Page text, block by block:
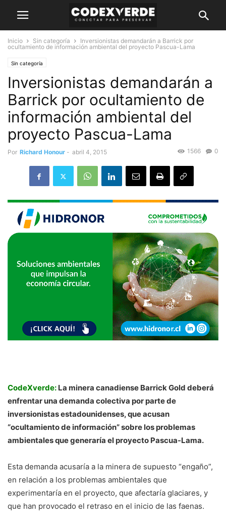
Inicio Sin categoría
Inversionistas demandarán a Barrick por
ocultamiento de información ambiental del proyecto Pascua-Lama
Sin categoría
Inversionistas demandarán a
Barrick por ocultamiento de
información ambiental del
proyecto Pascua-Lama
Por Richard Honour - abril 4, 2015 0
1566
CodeXverde: La minera canadiense Barrick Gold deberá
enfrentar una demanda colectiva por parte de
inversionistas estadounidenses, que acusan
“ocultamiento de información” sobre los problemas
ambientales que generaría el proyecto Pascua-Lama.
Esta demanda acusaría a la minera de supuesto “engaño”,
en relación a los problemas ambientales que
experimentaría en el proyecto, que afectaría glaciares, y
que han provocado el retraso en el inicio de las faenas.